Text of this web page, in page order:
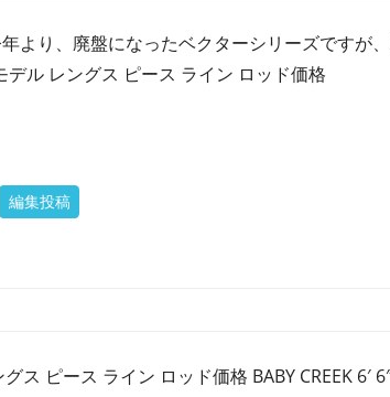
より、廃盤になったベクターシリーズですが
ル レングス ピース ライン ロッド価格
編集投稿
ピース ライン ロッド価格 BABY CREEK 6′